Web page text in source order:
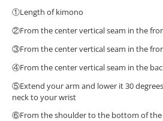
①Length of kimono
②From the center vertical seam in the
③From the center vertical seam in the
④From the center vertical seam in the
⑤Extend your arm and lower it 30
neck to your wrist
⑥From the shoulder to the bottom of the